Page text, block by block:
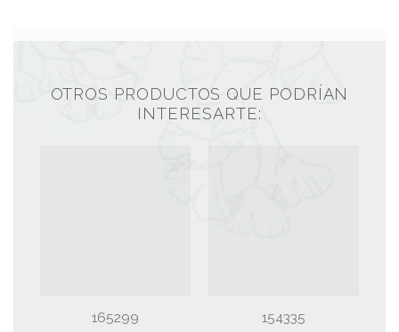
OTROS PRODUCTOS QUE PODRÍAN
INTERESARTE:
165299
154335